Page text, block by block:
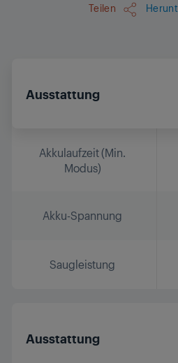
Teilen
Ausstattung
Akkulaufzeit (Min.
Modus)
Akku-Spannung
Saugleistung
Ausstattung